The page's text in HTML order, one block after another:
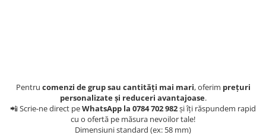
Pijamale de barbati
Halate si capoate
Pentru comenzi de grup sau cantități mai mari, oferim prețuri
personalizate și reduceri avantajoase.
📲 Scrie-ne direct peWhatsApp la 0784 702 982și îți răspundem rapid
cu o ofertă pe măsura nevoilor tale!
Dimensiuni standard (ex: 58 mm)